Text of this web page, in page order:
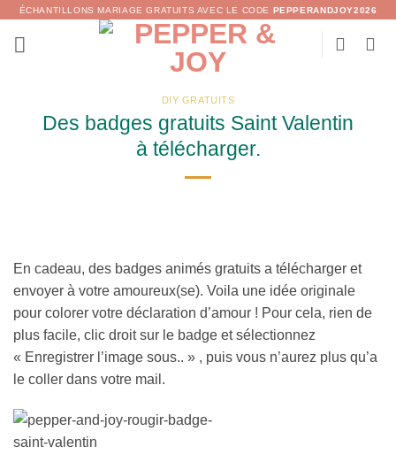
Passer
contenu
ÉCHANTILLONS MARIAGE GRATUITS AVEC LE CODE PEPPERANDJOY2026
DIY GRATUITS
Des badges gratuits Saint Valentin
à télécharger.
En cadeau, des badges animés gratuits a télécharger et
envoyer à votre amoureux(se). Voila une idée originale
pour colorer votre déclaration d’amour ! Pour cela, rien de
plus facile, clic droit sur le badge et sélectionnez
« Enregistrer l’image sous.. » , puis vous n’aurez plus qu’a
le coller dans votre mail.